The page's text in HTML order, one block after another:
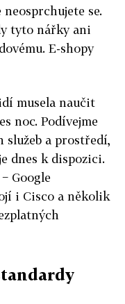
se.
tyto nářky ani
E-shopy
musela naučit
noc. Podívejme
služeb a prostředí,
dnes k dispozici.
Google
i Cisco a několik